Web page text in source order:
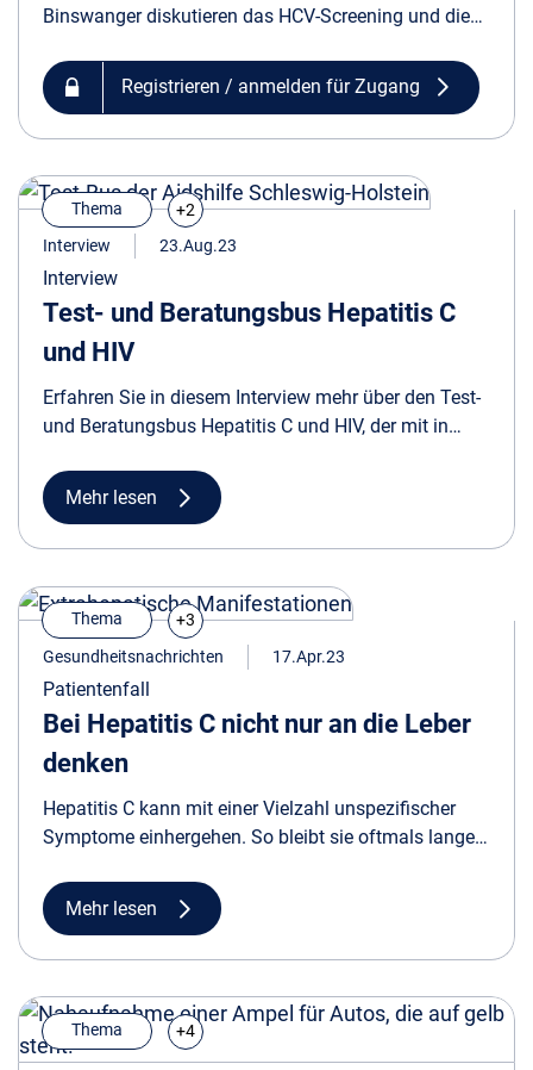
Binswanger diskutieren das HCV-Screening und die
Blutentnahme und Arztbefund im Rahmen des
Check-up 35.
Registrieren / anmelden für Zugang
Thema
+2
Interview
23.Aug.23
Interview
Test- und Beratungsbus Hepatitis C
und HIV
Erfahren Sie in diesem Interview mehr über den Test-
und Beratungsbus Hepatitis C und HIV, der mit in
Menschen bringt.
Mehr lesen
Thema
+3
Gesundheitsnachrichten
17.Apr.23
Patientenfall
Bei Hepatitis C nicht nur an die Leber
denken
Hepatitis C kann mit einer Vielzahl unspezifischer
Symptome einhergehen. So bleibt sie oftmals lange
extrahepatischen Manifestationen leiden.
Mehr lesen
Thema +4